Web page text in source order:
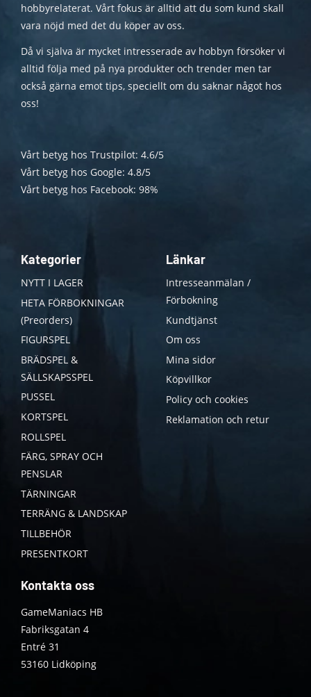
hobbyrelaterat. Vårt fokus är alltid att du som kund skall
vara nöjd med det du köper av oss.
Då vi själva är mycket intresserade av hobbyn försöker vi
alltid följa med på nya produkter och trender men tar
också gärna emot tips, speciellt om du saknar något hos
oss!
Vårt betyg hos Trustpilot: 4.6/5
Vårt betyg hos Google: 4.8/5
Vårt betyg hos Facebook: 98%
Kategorier
NYTT I LAGER
HETA FÖRBOKNINGAR
(Preorders)
FIGURSPEL
BRÄDSPEL &
SÄLLSKAPSSPEL
PUSSEL
KORTSPEL
ROLLSPEL
FÄRG, SPRAY OCH
PENSLAR
TÄRNINGAR
TERRÄNG & LANDSKAP
TILLBEHÖR
PRESENTKORT
Länkar
Intresseanmälan /
Förbokning
Kundtjänst
Om oss
Mina sidor
Köpvillkor
Policy och cookies
Reklamation och retur
Kontakta oss
GameManiacs HB
Fabriksgatan 4
Entré 31
53160 Lidköping